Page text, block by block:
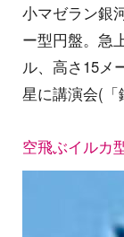
小マゼラン銀
ー型円盤。急
ル、高さ15メ
星に講演会(「
空飛ぶイルカ